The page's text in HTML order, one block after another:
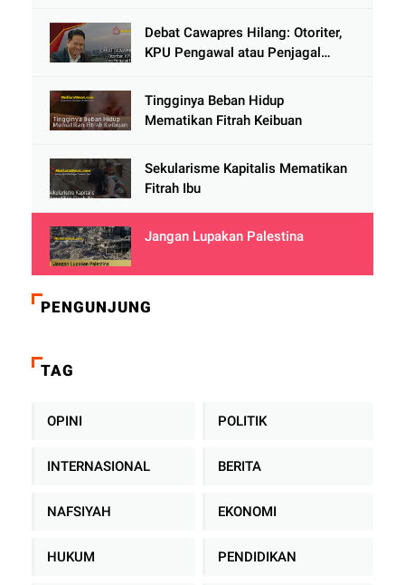
Debat Cawapres Hilang: Otoriter,
KPU Pengawal atau Penjagal
Tingginya Beban Hidup
Mematikan Fitrah Keibuan
Sekularisme Kapitalis Mematikan
Fitrah Ibu
Jangan Lupakan Palestina
PENGUNJUNG
TAG
OPINI POLITIK
INTERNASIONAL BERITA
NAFSIYAH EKONOMI
HUKUM PENDIDIKAN